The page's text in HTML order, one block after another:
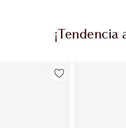
¡Tendencia
Artículo 2 de 8